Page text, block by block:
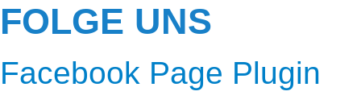
FOLGE UNS
Facebook Page Plugin